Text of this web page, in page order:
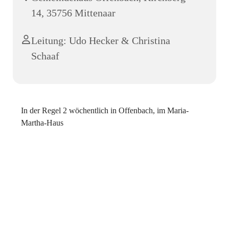
14, 35756 Mittenaar
Leitung: Udo Hecker & Christina
Schaaf
In der Regel 2 wöchentlich in Offenbach, im Maria-
Martha-Haus